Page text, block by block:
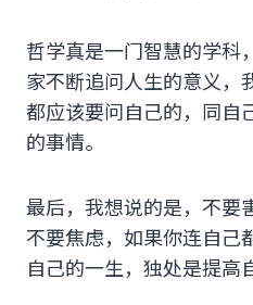
哲学真是一门智慧的学科
家不断追问人生的意义，
都应该要问自己的，同自
的事情。
最后，我想说的是，不要
不要焦虑，如果你连自己
自己的一生，独处是提高